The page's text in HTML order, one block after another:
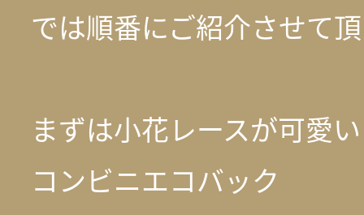
では順番にご紹介させて
まずは小花レースが可愛い
コンビニエコバック